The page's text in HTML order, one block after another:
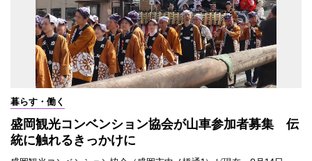
暮らす・働く
盛岡観光コンベンション協会が山車参加者募集 伝
統に触れるきっかけに